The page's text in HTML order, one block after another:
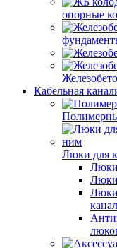
опорные
Кабельная
Люки для
Люки
Люки